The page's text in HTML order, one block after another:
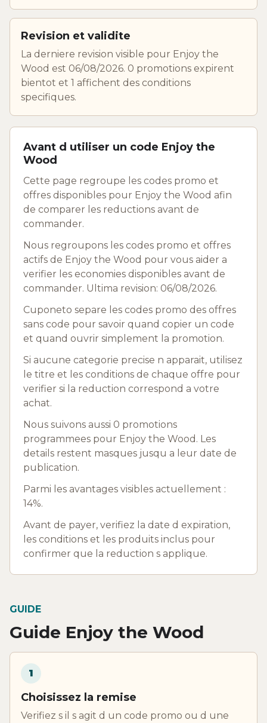
Revision et validite
La derniere revision visible pour Enjoy the
Wood est 06/08/2026. 0 promotions expirent
bientot et 1 affichent des conditions
specifiques.
Avant d utiliser un code Enjoy the
Wood
Cette page regroupe les codes promo et
offres disponibles pour Enjoy the Wood afin
de comparer les reductions avant de
commander.
Nous regroupons les codes promo et offres
actifs de Enjoy the Wood pour vous aider a
verifier les economies disponibles avant de
commander. Ultima revision: 06/08/2026.
Cuponeto separe les codes promo des offres
sans code pour savoir quand copier un code
et quand ouvrir simplement la promotion.
Si aucune categorie precise n apparait, utilisez
le titre et les conditions de chaque offre pour
verifier si la reduction correspond a votre
achat.
Nous suivons aussi 0 promotions
programmees pour Enjoy the Wood. Les
details restent masques jusqu a leur date de
publication.
Parmi les avantages visibles actuellement :
14%.
Avant de payer, verifiez la date d expiration,
les conditions et les produits inclus pour
confirmer que la reduction s applique.
GUIDE
Guide Enjoy the Wood
1
Choisissez la remise
Verifiez s il s agit d un code promo ou d une